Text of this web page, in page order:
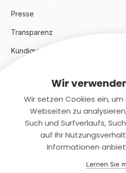
Presse
Transparenz
Kündigungsindex 2024
Rechtliches
Datenschutz
Wir
Wir setzen Cookies ein,
Webseiten zu
Such und Surfverlaufs,
auf Ihr
Informationen
Lernen Sie